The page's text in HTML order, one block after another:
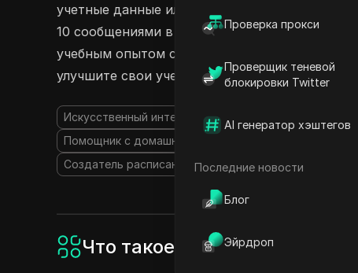
Проверка прокси
Проверщик теневой
блокировки Twitter
AI генератор хэштегов
Последние новости
Блог
Эйрдроп
учетные данные или пароли. Независимо от
10 сообщениями в день или на Про плане с
учебным опытом стало проще простого.
улучшите свои учебные сессии безопасно!
Искусственный интеллект учителя
Генератор
Помощник с домашними заданиями на основе ИИ
Создатель расписания на основе ИИ
Что такое Tutorly?